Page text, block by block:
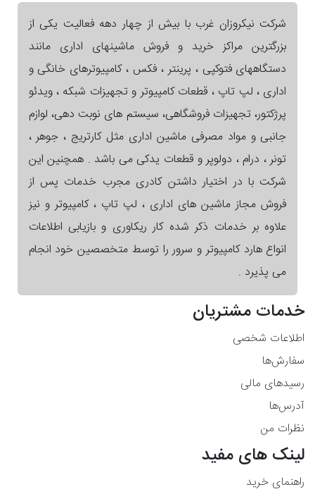
شرکت نیکروزان غرب با بیش از چهار دهه فعالیت یکی از
بزرگترین مراکز خرید و فروش ماشینهای اداری مانند
دستگاههای فتوکپی ، پرینتر ، فکس ، کامپیوترهای خانگی و
اداری ، لپ تاپ ، قطعات کامپیوتر و تجهیزات شبکه ، ویدئو
پرژکتور، تجهیزات فروشگاهی، سیستم های نوبت دهی، لوازم
جانبی و مواد مصرفی ماشین اداری مثل کارتریج ، جوهر ،
تونر ، درام ، دولوپر و قطعات یدکی می باشد . همچنین این
شرکت با در اختیار داشتن کادری مجرب خدمات پس از
فروش مجاز ماشین های اداری ، لپ تاپ ، کامپیوتر و نیز
علاوه بر خدمات ذکر شده کار ریکاوری و بازیابی اطلاعات
انواع هارد کامپیوتر و سرور را توسط متخصصین خود انجام
می پذیرد .
خدمات مشتریان
اطلاعات شخصی
سفارش‌ها
رسیدهای مالی
آدرس‌ها
نظرات من
لینک های مفید
راهنمای خرید